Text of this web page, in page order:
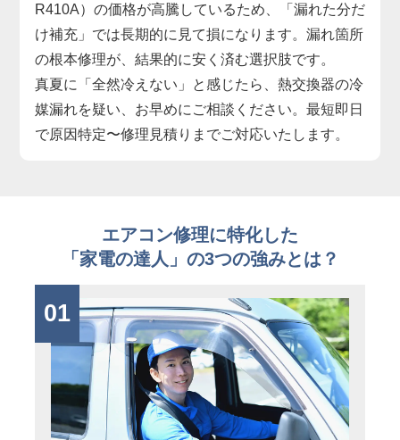
R410A）の価格が高騰しているため、「漏れた分だ
け補充」では長期的に見て損になります。漏れ箇所
の根本修理が、結果的に安く済む選択肢です。
真夏に「全然冷えない」と感じたら、熱交換器の冷
媒漏れを疑い、お早めにご相談ください。最短即日
で原因特定〜修理見積りまでご対応いたします。
エアコン修理に特化した
「家電の達人」の3つの強みとは？
01